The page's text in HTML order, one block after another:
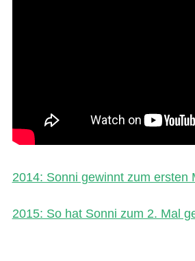
2014: Sonni gewinnt zum ersten
2015: So hat Sonni zum 2. Mal